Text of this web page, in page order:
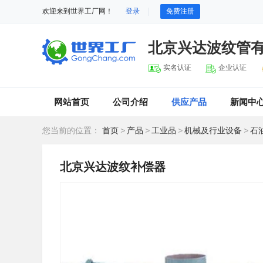
欢迎来到世界工厂网！ 登录 免费注册
北京兴达波纹管
实名认证 企业认证
网站首页 公司介绍 供应产品 新闻中
您当前的位置： 首页 > 产品 > 工业品 >机械及行业设备 >石
北京兴达波纹补偿器